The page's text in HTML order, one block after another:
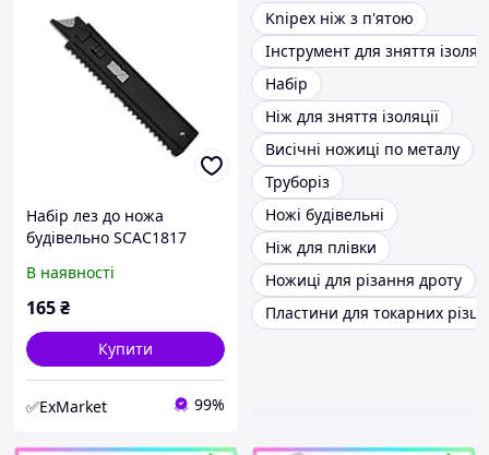
Haбіp лeз дo нoжa
будівельно SCAC1817
В наявності
165₴
Купити
✅ExMarket 99%
Knipex ніж з п'ятою
Інструмент для зняття
Набір
Ніж для зняття ізоляції
Висічні ножиці по металу
Труборіз
Ножі будівельні
Ніж для плівки
Ножиці для різання дроту
Пластини для токарних